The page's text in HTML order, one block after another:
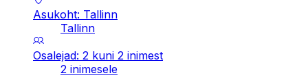
Asukoht: Tallinn
Tallinn
Osalejad: 2 kuni 2 inimest
2 inimesele